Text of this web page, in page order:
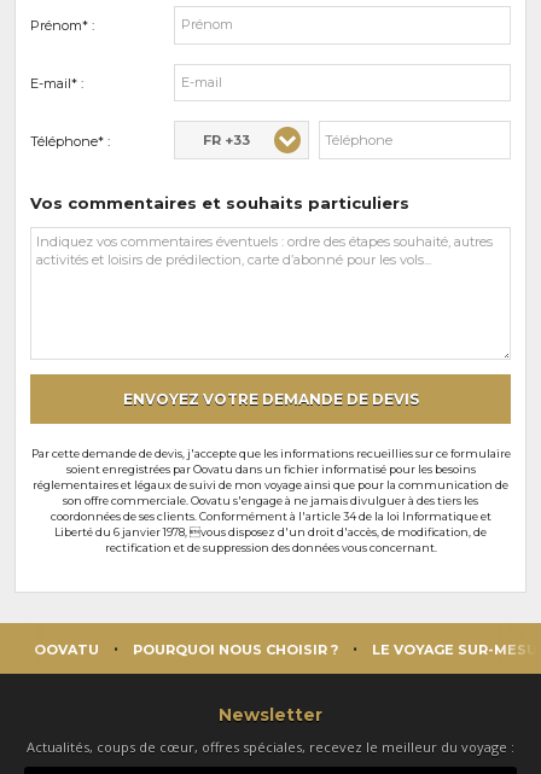
Prénom* :
E-mail* :
Téléphone* : FR +33
Vos commentaires et souhaits particuliers
Vos
commentaires
ENVOYEZ VOTRE DEMANDE DE DEVIS
Par cette demande de devis, j'accepte que les informations recueillies sur ce formulaire
soient enregistrées par Oovatu dans un fichier informatisé pour les besoins
réglementaires et légaux de suivi de mon voyage ainsi que pour la communication de
son offre commerciale. Oovatu s'engage à ne jamais divulguer à des tiers les
coordonnées de ses clients. Conformément à l'article 34 de la loi Informatique et
Liberté du 6 janvier 1978, vous disposez d'un droit d'accès, de modification, de
rectification et de suppression des données vous concernant.
OOVATU POURQUOI NOUS CHOISIR ? LE VOYAGE SUR-
Newsletter
Actualités, coups de cœur, offres spéciales, recevez le meilleur du voyage :